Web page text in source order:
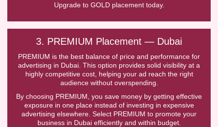
Upgrade to GOLD placement today.
3. PREMIUM Placement — Dubai
PREMIUM is the best balance of price and performance for
advertising in Dubai. This option provides solid visibility at a
highly competitive cost, helping your ad reach the right
audience without overspending.
By choosing PREMIUM, you save money by getting effective
exposure in one place instead of investing in expensive
advertising elsewhere. Select PREMIUM to promote your
business in Dubai efficiently and within budget.